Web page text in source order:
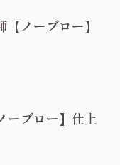
ノーブロー】
ーブロー】 仕上